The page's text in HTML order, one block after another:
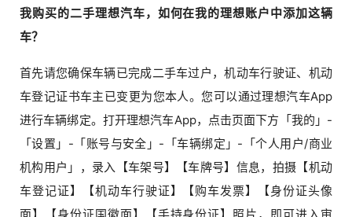
我购买的二手理想汽车，如何在我的理想账户中添加这辆
车？
首先请您确保车辆已完成二手车过户，机动车行驶证、机动
车登记证书车主已变更为您本人。您可以通过理想汽车App
进行车辆绑定。打开理想汽车App，点击页面下方「我的」-
「设置」-「账号与安全」-「车辆绑定」-「个人用户/商业
机构用户」，录入【车架号】【车牌号】信息，拍摄【机动
车登记证】【机动车行驶证】【购车发票】【身份证头像